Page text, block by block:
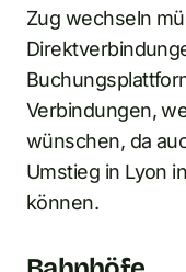
Zug wechseln
Verbindungen,
wünschen, da
Umstieg in Lyon
können.